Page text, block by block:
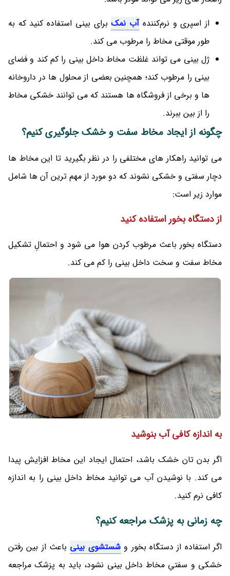
از اسپری و نرم‌کنندهآب نمکبرای بینی استفاده کنید که به
طور موقتی مخاط را مرطوب می کند.
ژل بینی می تواند غلظت مخاط داخل بینی را کم کند و فضای
بینی را مرطوب کند؛ همچنین بعضی از محلول ها در داروخانه
ها و برخی از فروشگاه ها هستند که می توانند خشکی مخاط
را از بین ببرند.
چگونه از ایجاد مخاط سفت و خشک جلوگیری کنیم؟
می توانید راهکار های مختلفی را در نظر بگیرید تا این مخاط ها
دچار سفتی و خشکی نشوند که دو مورد از مهم ترین آن ها شامل
موارد زیر است:
از دستگاه بخور استفاده کنید
دستگاه بخور باعث مرطوب کردن هوا می‌ شود و احتمالِ تشکیل
مخاط سفت و سخت داخل بینی را کم می‌ کند.
به اندازه کافی آب بنوشید
اگر بدن تان خشک باشد، احتمال ایجاد این مخاط افزایش پیدا
می‌ کند. با نوشیدن آب می توانید مخاط داخل بینی را به اندازه
کافی نرم کنید.
چه زمانی به پزشک مراجعه کنیم؟
اگر استفاده از دستگاه بخور وشستشوی بینی باعث از بین رفتن
خشکی و سفتیِ مخاط داخل بینی نشود، باید به پزشک مراجعه